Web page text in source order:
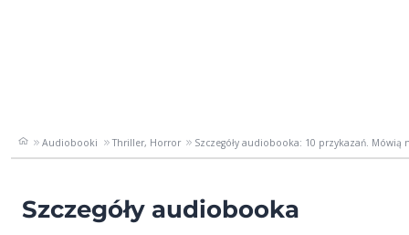
Audiobooki Thriller, Horror Szczegóły audiobooka: 10 przykazań. Mówią
Szczegóły audiobooka